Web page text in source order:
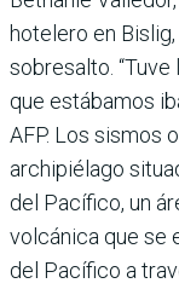
hotelero en
sobresalto.
que estábamos
AFP. Los sismos
archipiélago
del Pacífico, un
volcánica que se
del Pacífico a